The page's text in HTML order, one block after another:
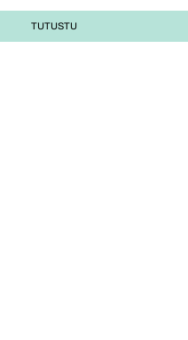
TUTUSTU